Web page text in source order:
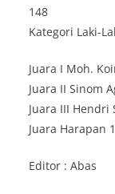
148
Kategori Laki-
Juara I Moh.
Juara II Sinom
Juara III
Juara Harapan
Editor : Abas